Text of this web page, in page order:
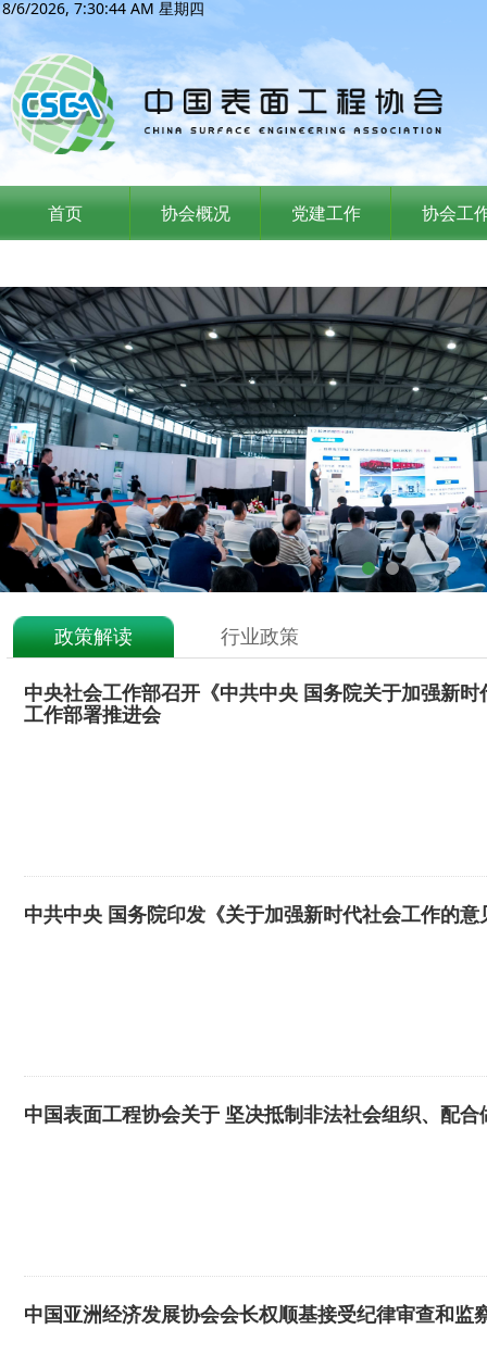
首页 协会概况 党建工作 协会工
8/6/2026, 7:30:45 AM 星期四
政策解读 行业政策
中央社会工作部召开《中共中央 国务院关于加强新
工作部署推进会
中共中央 国务院印发《关于加强新时代社会工作的意
中国表面工程协会关于 坚决抵制非法社会组织、配
中国亚洲经济发展协会会长权顺基接受纪律审查和监